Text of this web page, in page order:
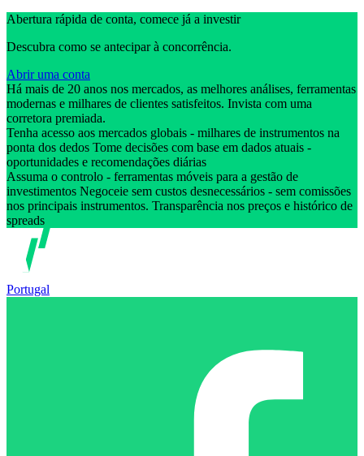
Abertura rápida de conta, comece já a investir
Descubra como se antecipar à concorrência.
Abrir uma conta
Há mais de 20 anos nos mercados, as melhores análises, ferramentas
modernas e milhares de clientes satisfeitos. Invista com uma
corretora premiada.
Tenha acesso aos mercados globais - milhares de instrumentos na
ponta dos dedos Tome decisões com base em dados atuais -
oportunidades e recomendações diárias
Assuma o controlo - ferramentas móveis para a gestão de
investimentos Negoceie sem custos desnecessários - sem comissões
nos principais instrumentos. Transparência nos preços e histórico de
spreads
Portugal